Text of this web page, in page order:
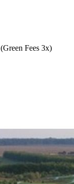
(Green Fees 3x)